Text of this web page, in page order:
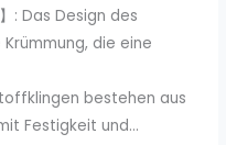
】: Das Design des
die eine
bestehen aus
Festigkeit und...